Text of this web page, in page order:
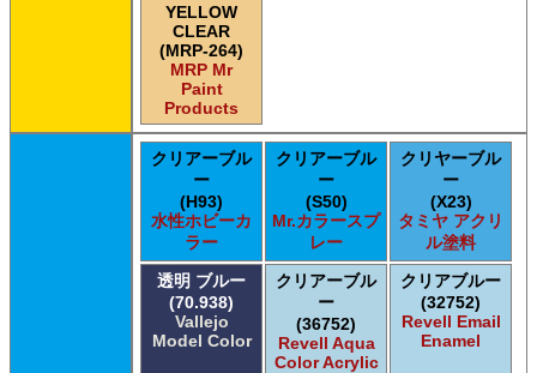
YELLOW
CLEAR
(MRP-264)
MRP Mr
Paint
Products
クリアーブル
ー
(H93)
水性ホビーカ
ラー
クリアーブル
ー
(S50)
Mr.カラースプ
レー
クリヤーブル
ー
(X23)
タミヤ アクリ
ル塗料
透明 ブルー
(70.938)
Vallejo
Model Color
クリアーブル
ー
(36752)
Revell Aqua
Color Acrylic
クリアブルー
(32752)
Revell Email
Enamel